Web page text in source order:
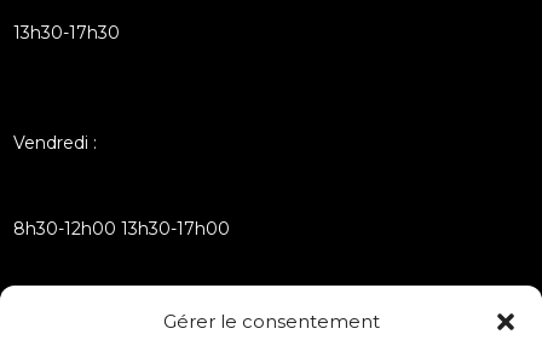
Gérer le consentement
13h30-17h30
Vendredi :
8h30-12h00 13h30-17h00